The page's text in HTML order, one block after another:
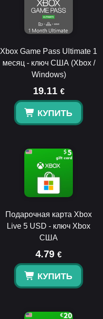
Xbox Game Pass Ultimate 1
месяц - ключ США (Xbox /
Windows)
19.11 €
КУПИТЬ
Подарочная карта Xbox
Live 5 USD - ключ Xbox
США
4.79 €
КУПИТЬ